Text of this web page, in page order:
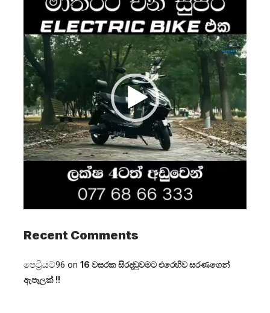
Player
Recent Comments
පෙට්‍රියට්96 on 16 වසරක සිරදඬුවමට එරෙහිව සරණගෙන්
ඇපෑලක් !!